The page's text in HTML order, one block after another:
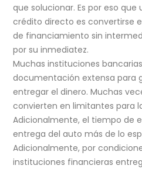
que solucionar. Es por eso
crédito directo es convertirse
de financiamiento sin
por su inmediatez.
Muchas instituciones
documentación extensa para
entregar el dinero. Muchas
convierten en limitantes para
Adicionalmente, el tiempo de
entrega del auto más de lo
Adicionalmente, por
instituciones financieras